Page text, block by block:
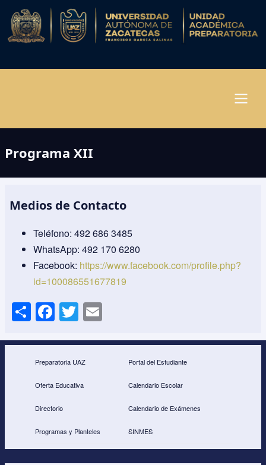
Pasar
contenido
principal
Programa XII
Medios de Contacto
Teléfono: 492 686 3485
WhatsApp: 492 170 6280
Facebook: https://www.facebook.com/profile.php?
id=100086551677819
S
h
ar
e
F
a
c
e
b
o
k
T
wi
tt
er
ail
Preparatoria UAZ
Oferta Educativa
Directorio
Programas y Planteles
Portal del Estudiante
Calendario Escolar
Calendario de Exámenes
SINMES